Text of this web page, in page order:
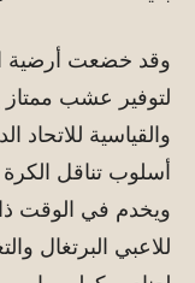
وقد خضعت أرضية
لتوفير عشب ممتاز
والقياسية للاتحاد
أسلوب تناقل الكرة
ويخدم في الوقت
للاعبي البرتغال